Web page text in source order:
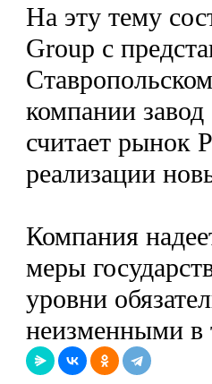
На эту тему
Group с
компании
считает рынок
реализации
Компания
меры
уровни
неизменными в